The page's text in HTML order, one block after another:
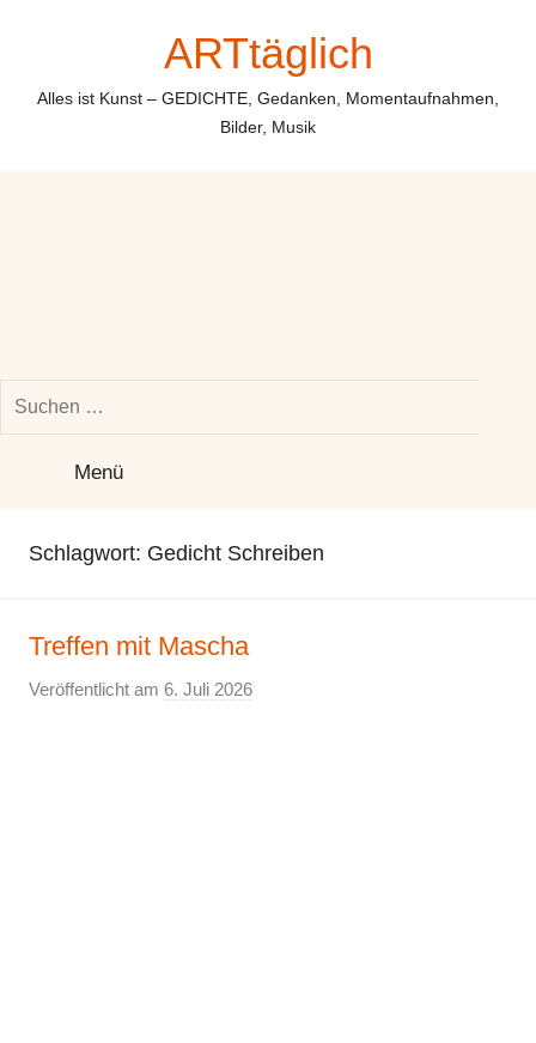
ARTtäglich
Alles ist Kunst – GEDICHTE, Gedanken, Momentaufnahmen,
Bilder, Musik
Suchen
Menü
Schlagwort: Gedicht Schreiben
Treffen mit Mascha
Veröffentlicht am 6. Juli 2026